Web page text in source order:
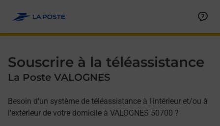
Souscrire à la téléassistance
La Poste VALOGNES
Besoin d'un système de téléassistance à l'intérieur et/ou à
l'extérieur de votre domicile à VALOGNES 50700 ?